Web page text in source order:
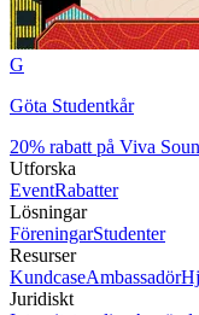
G
Göta Studentkår
20% rabatt på Viva
Utforska
EventRabatter
Lösningar
FöreningarStudenter
Resurser
KundcaseAmbassadör
Juridiskt